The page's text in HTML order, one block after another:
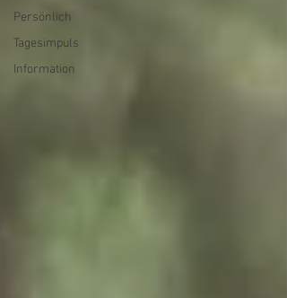
Persönlich
Tagesimpuls
Information